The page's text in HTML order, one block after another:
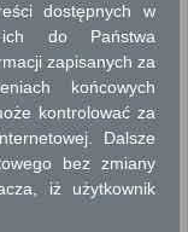
ADRESÓW
SIECI
dostępnych w
do Państwa
zapisanych za
końcowych
kontrolować za
Dalsze
bez zmiany
iż użytkownik